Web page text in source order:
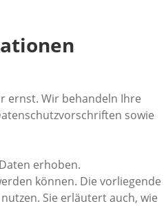
ernst. Wir behandeln Ihre
sowie
erhoben.
können. Die vorliegende
Sie erläutert auch, wie